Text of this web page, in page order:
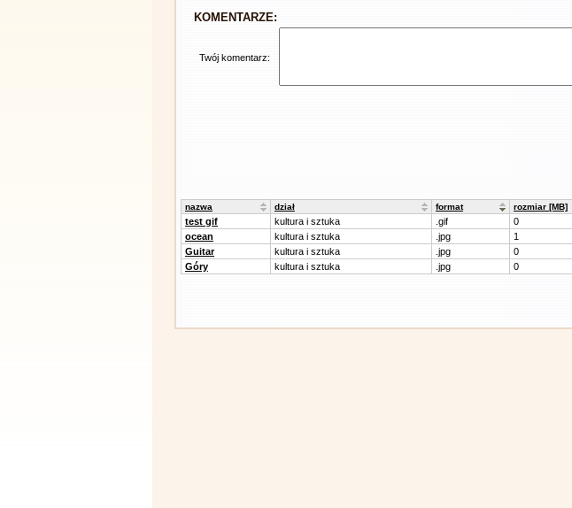
KOMENTARZE:
Twój komentarz:
nazwa dział format rozmiar [MB]
test gif kultura i sztuka .gif 0
ocean
kultura i sztuka .jpg 1
Guitar
kultura i sztuka .jpg 0
Góry
kultura i sztuka .jpg 0